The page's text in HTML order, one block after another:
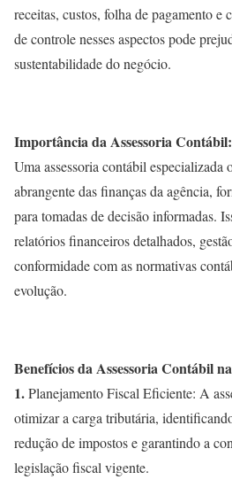
receitas, custos, folha de pagamento
de controle nesses aspectos pode
sustentabilidade do negócio.
Importância da Assessoria Contábil:
Uma assessoria contábil especializada
abrangente das finanças da agência,
para tomadas de decisão informadas.
relatórios financeiros detalhados,
conformidade com as normativas
evolução.
Benefícios da Assessoria Contábil
1.Planejamento Fiscal Eficiente: A
otimizar a carga tributária,
redução de impostos e garantindo a
legislação fiscal vigente.